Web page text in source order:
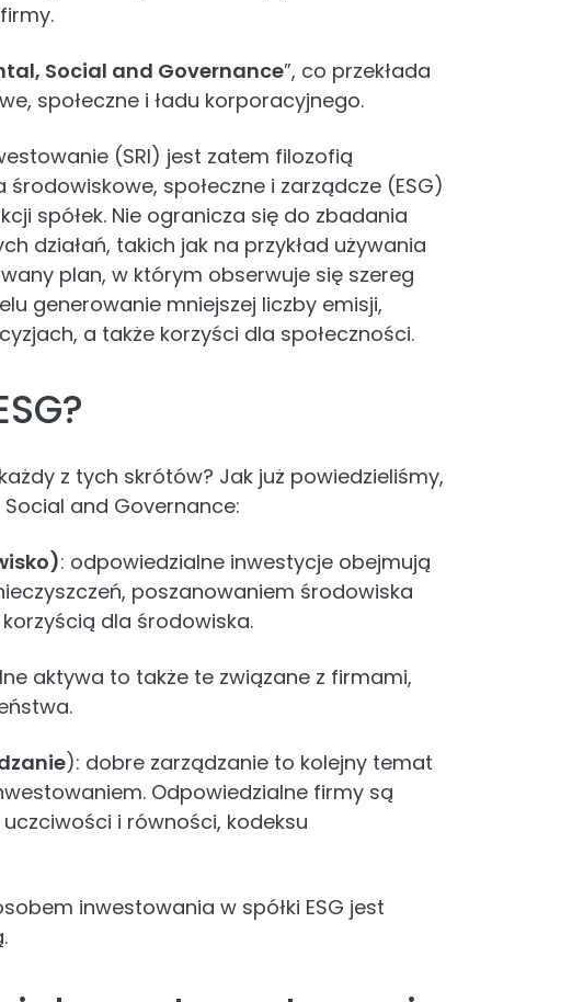
Social and Governance”, co przekłada
społeczne i ładu korporacyjnego.
(SRI) jest zatem filozofią
społeczne i zarządcze (ESG)
spółek. Nie ogranicza się do zbadania
działań, takich jak na przykład używania
plan, w którym obserwuje się szereg
generowanie mniejszej liczby emisji,
a także korzyści dla społeczności.
z tych skrótów? Jak już powiedzieliśmy,
Social and Governance:
: odpowiedzialne inwestycje obejmują
poszanowaniem środowiska
dla środowiska.
aktywa to także te związane z firmami,
): dobre zarządzanie to kolejny temat
Odpowiedzialne firmy są
i równości, kodeksu
inwestowania w spółki ESG jest